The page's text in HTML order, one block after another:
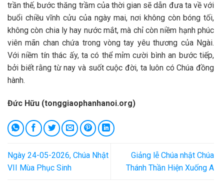
trần thế, bước thăng trầm của thời gian sẽ dẫn đưa ta về với
buổi chiều vĩnh cửu của ngày mai, nơi không còn bóng tối,
không còn chia ly hay nước mắt, mà chỉ còn niềm hạnh phúc
viên mãn chan chứa trong vòng tay yêu thương của Ngài.
Với niềm tín thác ấy, ta có thể mỉm cười bình an bước tiếp,
bởi biết rằng từ nay và suốt cuộc đời, ta luôn có Chúa đồng
hành.
Đức Hữu (tonggiaophanhanoi.org)
Ngày 24-05-2026, Chúa Nhật
VII Mùa Phục Sinh
Giảng lễ Chúa nhật Chúa
Thánh Thần Hiện Xuống A